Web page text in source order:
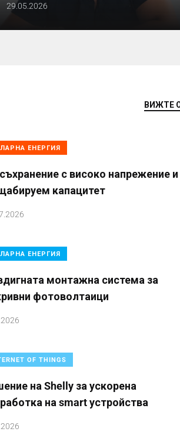
29.05.2026
ВИЖТЕ
ЕНЕРГИЯ
с високо напрежение и
капацитет
ЕНЕРГИЯ
монтажна система за
фотоволтаици
OF THINGS
на Shelly за ускорена
на smart устройства